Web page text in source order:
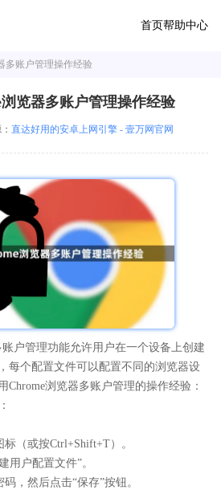
首页帮助中心
多账户管理操作经验
览器多账户管理操作经验
直达好用的安卓上网引擎 - 壹万网官网
账户管理功能允许用户在一个设备上创建
每个配置文件可以配置不同的浏览器设
Chrome浏览器多账户管理的操作经验：
（或按Ctrl+Shift+T）。
用户配置文件”。
，然后点击“保存”按钮。